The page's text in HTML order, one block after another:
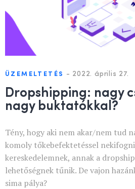
ÜZEMELTETÉS - 2022. április 27.
Dropshipping: nagy
nagy buktatókkal?
Tény, hogy aki nem akar/nem tud
komoly tőkebefektetéssel
kereskedelemnek, annak a
lehetőségnek tűnik. De vajon
sima pálya?